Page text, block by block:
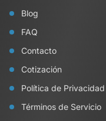
Blog
FAQ
Contacto
Cotización
Política de Privacidad
Términos de Servicio